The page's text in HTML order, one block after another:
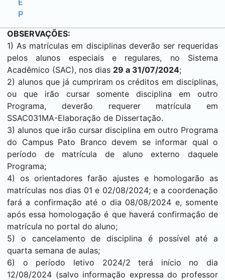
E
P
OBSERVAÇÕES:
1) As matrículas em disciplinas deverão ser requeridas
pelos alunos especiais e regulares, no Sistema
Acadêmico (SAC), nos dias 29 a 31/07/2024;
2) alunos que já cumpriram os créditos em disciplinas,
ou que irão cursar somente disciplina em outro
Programa, deverão requerer matrícula em
SSAC031MA-Elaboração de Dissertação.
3) alunos que irão cursar disciplina em outro Programa
do Campus Pato Branco devem se informar qual o
período de matrícula de aluno externo daquele
Programa;
4) os orientadores farão ajustes e homologarão as
matrículas nos dias 01 e 02/08/2024; e a coordenação
fará a confirmação até o dia 08/08/2024 e, somente
após essa homologação é que haverá confirmação de
matrícula no portal do aluno;
5) o cancelamento de disciplina é possível até a
quarta semana de aulas;
6) o período letivo 2024/2 terá início no dia
12/08/2024 (salvo informação expressa do professor